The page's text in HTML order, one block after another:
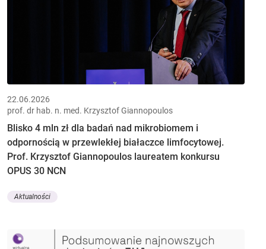
22.06.2026
prof. dr hab. n. med. Krzysztof Giannopoulos
Blisko 4 mln zł dla badań nad mikrobiomem i
odpornością w przewlekłej białaczce limfocytowej.
Prof. Krzysztof Giannopoulos laureatem konkursu
OPUS 30 NCN
Aktualności